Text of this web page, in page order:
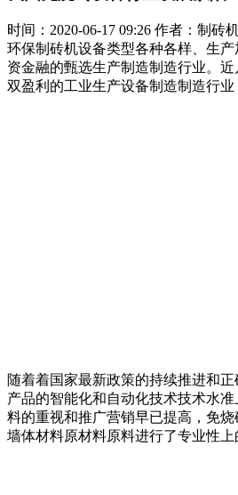
时间：2020-06-17 09:26 作者：制砖
环保制砖机设备类型各种各样、生
资金融的甄选生产制造制造行业。
双盈利的工业生产设备制造制造行
随着着国家最新政策的持续推进和
产品的智能化和自动化技术技术水
料的重视和推广营销早已提高，免
墙体材料原材料原料进行了专业性